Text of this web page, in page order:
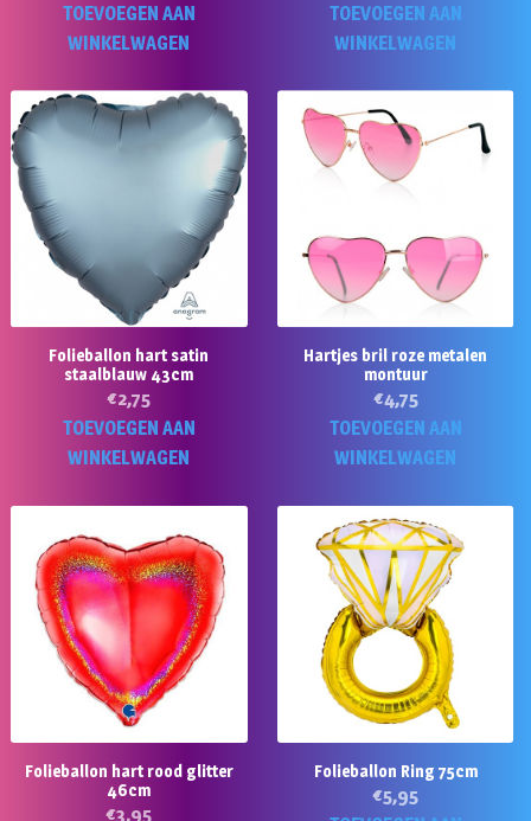
TOEVOEGEN AAN
WINKELWAGEN
TOEVOEGEN AAN
WINKELWAGEN
Folieballon hart satin
staalblauw 43cm
€2,75
TOEVOEGEN AAN
WINKELWAGEN
Hartjes bril roze metalen
montuur
€4,75
TOEVOEGEN AAN
WINKELWAGEN
Folieballon hart rood glitter
46cm
€3,95
Folieballon Ring 75cm
€5,95